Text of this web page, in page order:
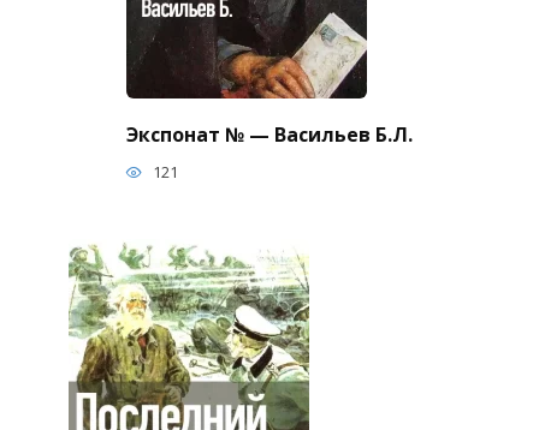
Экспонат № — Васильев Б.Л.
121